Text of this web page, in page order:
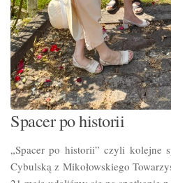
Spacer po historii
„Spacer po historii” czyli kolejne
Cybulską z Mikołowskiego